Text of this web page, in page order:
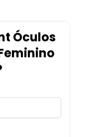
Óculos